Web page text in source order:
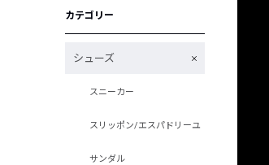
カテゴリー
シューズ
スニーカー
スリッポン/エスパドリーユ
サンダル